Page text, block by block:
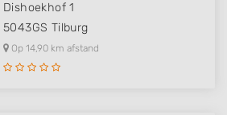
Dishoekhof 1
5043GS Tilburg
Op 14,90 km afstand